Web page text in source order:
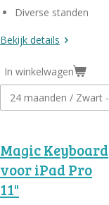
Diverse standen
Bekijk details
In winkelwagen
Magic Keyboard
voor iPad Pro
11"